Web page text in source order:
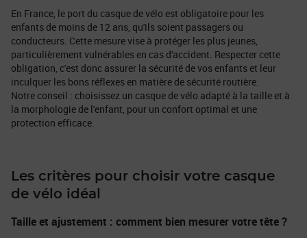
En France, le port du casque de vélo est obligatoire pour les
enfants de moins de 12 ans, qu'ils soient passagers ou
conducteurs. Cette mesure vise à protéger les plus jeunes,
particulièrement vulnérables en cas d'accident. Respecter cette
obligation, c'est donc assurer la sécurité de vos enfants et leur
inculquer les bons réflexes en matière de sécurité routière.
Notre conseil : choisissez un casque de vélo adapté à la taille et à
la morphologie de l'enfant, pour un confort optimal et une
protection efficace.
Les critères pour choisir votre casque
de vélo idéal
Taille et ajustement : comment bien mesurer votre tête ?